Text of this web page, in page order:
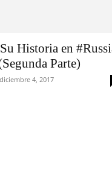
Historia en
Parte)
diciembre 4, 2017